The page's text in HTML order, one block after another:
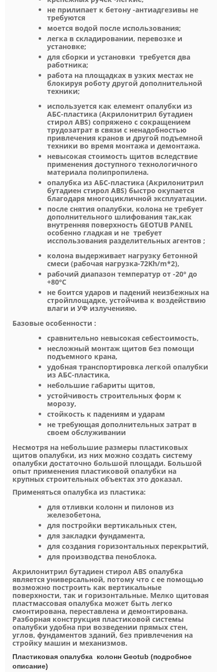
не прилипает к бетону -антиадгезивы не
требуются
моется водой после использования;
легка в складировании, перевозке и
установке;
для сборки и установки требуется два
работника;
работа на площадках в узких местах не
блокируя роботу другой дополнительной
техники;
используется как елемент опалубки из
АБС-пластика (Акрилонитрил бутадиен
стирол ABS) сопряжено с сокращением
трудозатрат в связи с ненадобностью
привлечения кранов и другой подъемной
техники во время монтажа и демонтажа.
невысокая стоимость щитов вследствие
применения доступного технологичного
материала полипропилена.
опалубка из АБС-пластика (Акрилонитрил
бутадиен стирол ABS) быстро окупается
благодаря многоцикличной эксплуатации.
после снятия опалубки, колона не требует
дополнительного шлифования так,как
внутренняя поверхность GEOTUB PANEL
особенно гладкая и не требует
исспользования разделительных агентов ;
колона выдерживает нагрузку бетонной
смеси (рабочая нагрузка-72Kh/m*2),
рабочий диапазон температур от -20° до
+80°С
не боится ударов и падений неизбежных на
стройплощадке, устойчива к воздействию
влаги и УФ излученияю.
Базовые особенности :
сравнительно невысокая себестоимость,
несложный монтаж щитов без помощи
подъемного крана,
удобная транспортировка легкой опалубки
из АБС-пластика,
небольшие габариты щитов,
устойчивость строительных форм к
морозу,
стойкость к падениям и ударам
не требующая дополнительных затрат в
своем обслуживании
Несмотря на небольшие размеры пластиковых
щитов опалубки, из них можно создать систему
опалубки достаточно большой площади. Большой
опыт применения пластиковой опалубки на
крупных строительных объектах это доказал.
Применяться опалубка из пластика:
для отливки колонн и пилонов из
железобетона,
для постройки вертикальных стен,
для закладки фундамента,
для создания горизонтальных перекрытий,
для производства пеноблока.
Акрилонитрил бутадиен стирол ABS опалубка
является универсальной, потому что с ее помощью
возможно построить как вертикальные
поверхности, так и горизонтальные. Мелко щитовая
пластмассовая опалубка может быть легко
смонтирована, переставлена и демонтирована.
Разборная конструкция пластиковой системы
опалубки удобна при возведении прямых стен,
углов, фундаментов зданий, без привлечения на
стройку машин и механизмов.
Пластиковая опалубка колонн Geotub (подробное
описание)